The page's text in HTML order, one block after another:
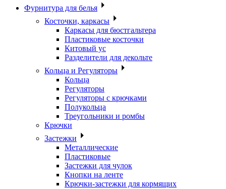
Фурнитура для белья
Косточки, каркасы
Каркасы для бюстгальтера
Пластиковые косточки
Китовый ус
Разделители для декольте
Кольца и Регуляторы
Кольца
Регуляторы
Регуляторы с крючками
Полукольца
Треугольники и ромбы
Крючки
Застежки
Металлические
Пластиковые
Застежки для чулок
Кнопки на ленте
Крючки-застежки для кормящих